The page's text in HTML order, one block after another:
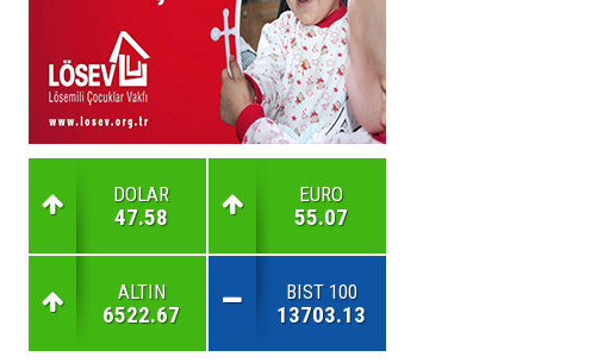
DOLAR
47.58
EURO
55.07
ALTIN
6522.67
BIST 100
13703.13